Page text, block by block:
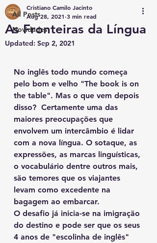
All Posts
Novidades
As Fronteiras da Língua
Cristiano Camilo Jacinto
Aug 28, 2021 3 min read
Updated: Sep 2, 2021
No inglês todo mundo começa
pelo bom e velho "The book is on
the table". Mas o que vem depois
disso?  Certamente uma das
maiores preocupações que
envolvem um intercâmbio é lidar
com a nova língua. O sotaque, as
expressões, as marcas linguísticas,
o vocabulário dentre outros mais,
são temores que os viajantes
levam como excedente na
bagagem ao embarcar.
O desafio já inicia-se na imigração
do destino e pode ser que os seus
4 anos de "escolinha de inglês"